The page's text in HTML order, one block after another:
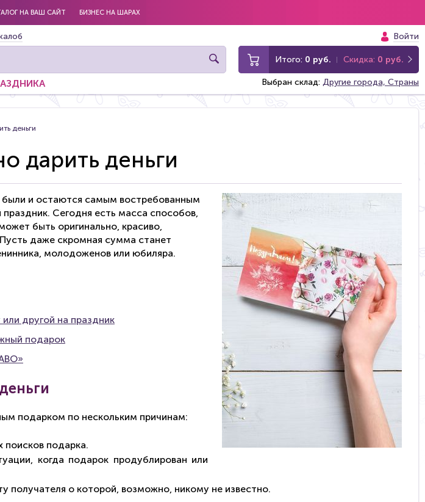
НА ВАШ САЙТ БИЗНЕС НА ШАРАХ
Войти
Итого: 0 руб. Скидка: 0 руб.
Выбран склад: Другие города, Страны
деньги
дарить деньги
были и остаются самым востребованным
Сегодня есть масса способов,
быть оригинально, красиво,
даже скромная сумма станет
молодоженов или юбиляра.
другой на праздник
подарок
подарком по нескольким причинам:
поисков подарка.
когда подарок продублирован или
получателя о которой, возможно, никому не известно.